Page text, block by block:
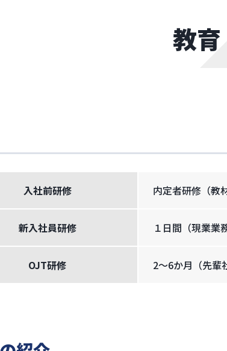
教
入社前研修 内定者研修（教
新入社員研修 １日間（現業業
OJT研修 2～6か月（先輩